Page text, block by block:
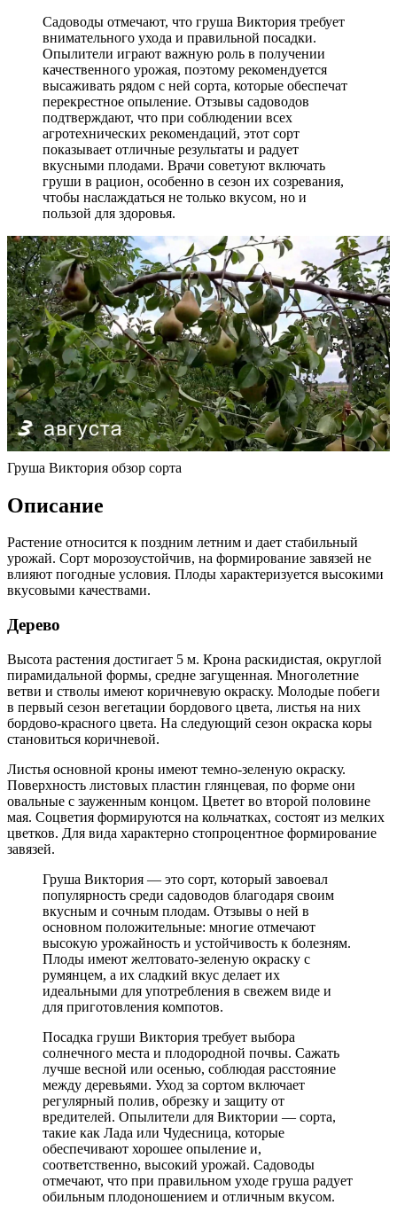
Садоводы отмечают, что груша Виктория требует
внимательного ухода и правильной посадки.
Опылители играют важную роль в получении
качественного урожая, поэтому рекомендуется
высаживать рядом с ней сорта, которые обеспечат
перекрестное опыление. Отзывы садоводов
подтверждают, что при соблюдении всех
агротехнических рекомендаций, этот сорт
показывает отличные результаты и радует
вкусными плодами. Врачи советуют включать
груши в рацион, особенно в сезон их созревания,
чтобы наслаждаться не только вкусом, но и
пользой для здоровья.
Груша Виктория обзор сорта
Описание
Растение относится к поздним летним и дает стабильный
урожай. Сорт морозоустойчив, на формирование завязей не
влияют погодные условия. Плоды характеризуется высокими
вкусовыми качествами.
Дерево
Высота растения достигает 5 м. Крона раскидистая, округлой
пирамидальной формы, средне загущенная. Многолетние
ветви и стволы имеют коричневую окраску. Молодые побеги
в первый сезон вегетации бордового цвета, листья на них
бордово-красного цвета. На следующий сезон окраска коры
становиться коричневой.
Листья основной кроны имеют темно-зеленую окраску.
Поверхность листовых пластин глянцевая, по форме они
овальные с зауженным концом. Цветет во второй половине
мая. Соцветия формируются на кольчатках, состоят из мелких
цветков. Для вида характерно стопроцентное формирование
завязей.
Груша Виктория — это сорт, который завоевал
популярность среди садоводов благодаря своим
вкусным и сочным плодам. Отзывы о ней в
основном положительные: многие отмечают
высокую урожайность и устойчивость к болезням.
Плоды имеют желтовато-зеленую окраску с
румянцем, а их сладкий вкус делает их
идеальными для употребления в свежем виде и
для приготовления компотов.
Посадка груши Виктория требует выбора
солнечного места и плодородной почвы. Сажать
лучше весной или осенью, соблюдая расстояние
между деревьями. Уход за сортом включает
регулярный полив, обрезку и защиту от
вредителей. Опылители для Виктории — сорта,
такие как Лада или Чудесница, которые
обеспечивают хорошее опыление и,
соответственно, высокий урожай. Садоводы
отмечают, что при правильном уходе груша радует
обильным плодоношением и отличным вкусом.